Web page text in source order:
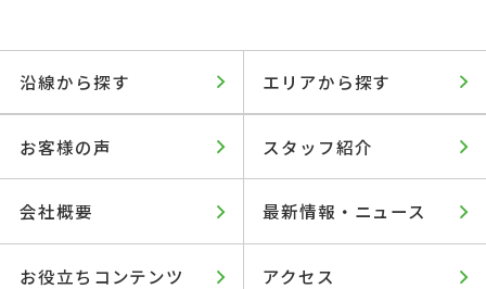
沿線から探す エリアから探す
お客様の声 スタッフ紹介
会社概要 最新情報・ニュース
お役立ちコンテンツ アクセス